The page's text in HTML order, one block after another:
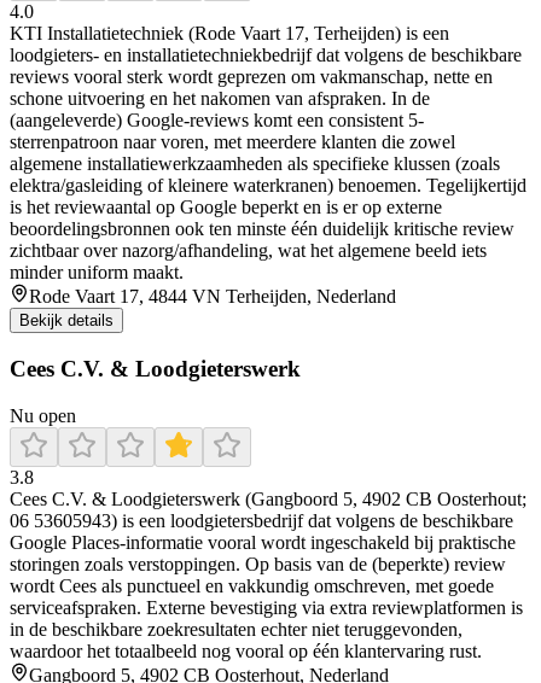
4.0
KTI Installatietechniek (Rode Vaart 17, Terheijden) is een
loodgieters- en installatietechniekbedrijf dat volgens de beschikbare
reviews vooral sterk wordt geprezen om vakmanschap, nette en
schone uitvoering en het nakomen van afspraken. In de
(aangeleverde) Google-reviews komt een consistent 5-
sterrenpatroon naar voren, met meerdere klanten die zowel
algemene installatiewerkzaamheden als specifieke klussen (zoals
elektra/gasleiding of kleinere waterkranen) benoemen. Tegelijkertijd
is het reviewaantal op Google beperkt en is er op externe
beoordelingsbronnen ook ten minste één duidelijk kritische review
zichtbaar over nazorg/afhandeling, wat het algemene beeld iets
minder uniform maakt.
Rode Vaart 17, 4844 VN Terheijden, Nederland
Bekijk details
Cees C.V. & Loodgieterswerk
Nu open
3.8
Cees C.V. & Loodgieterswerk (Gangboord 5, 4902 CB Oosterhout;
06 53605943) is een loodgietersbedrijf dat volgens de beschikbare
Google Places-informatie vooral wordt ingeschakeld bij praktische
storingen zoals verstoppingen. Op basis van de (beperkte) review
wordt Cees als punctueel en vakkundig omschreven, met goede
serviceafspraken. Externe bevestiging via extra reviewplatformen is
in de beschikbare zoekresultaten echter niet teruggevonden,
waardoor het totaalbeeld nog vooral op één klantervaring rust.
Gangboord 5, 4902 CB Oosterhout, Nederland